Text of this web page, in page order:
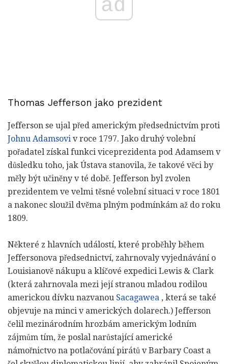
Thomas Jefferson jako prezident
Jefferson se ujal před americkým předsednictvím proti
Johnu Adamsovi v roce 1797. Jako druhý volební
pořadatel získal funkci viceprezidenta pod Adamsem v
důsledku toho, jak Ústava stanovila, že takové věci by
měly být učiněny v té době. Jefferson byl zvolen
prezidentem ve velmi těsné volební situaci v roce 1801
a nakonec sloužil dvěma plným podmínkám až do roku
1809.
Některé z hlavních událostí, které proběhly během
Jeffersonova předsednictví, zahrnovaly vyjednávání o
Louisianově nákupu a klíčové expedici Lewis & Clark
(která zahrnovala mezi její stranou mladou rodilou
americkou dívku nazvanou Sacagawea , která se také
objevuje na minci v amerických dolarech.) Jefferson
čelil mezinárodním hrozbám americkým lodním
zájmům tím, že poslal narůstající americké
námořnictvo na potlačování pirátů v Barbary Coast a